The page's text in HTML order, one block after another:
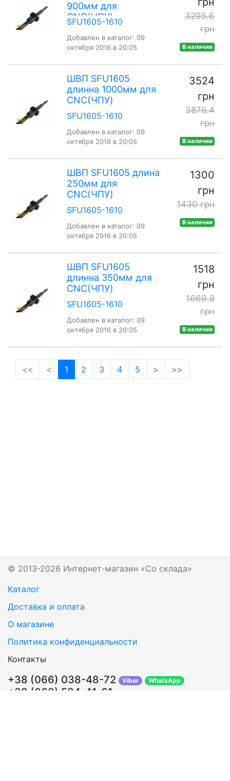
900мм для
CNC(ЧПУ)
SFU1605-1610
Добавлен в каталог: 09
октября 2016 в 20:05
3295.6
грн
В наличии
ШВП SFU1605
длинна 1000мм для
CNC(ЧПУ)
SFU1605-1610
Добавлен в каталог: 09
октября 2016 в 20:05
3524
грн
3876.4
грн
В наличии
ШВП SFU1605 длина
250мм для
CNC(ЧПУ)
SFU1605-1610
Добавлен в каталог: 09
октября 2016 в 20:05
1300
грн
1430 грн
В наличии
ШВП SFU1605
длинна 350мм для
CNC(ЧПУ)
SFU1605-1610
Добавлен в каталог: 09
октября 2016 в 20:05
1518
грн
1669.8
грн
В наличии
<< < 1 (current)
2 3 4 5 > >>
© 2013-2026 Интернет-магазин «Со склада»
Каталог
Доставка и оплата
О магазине
Политика конфиденциальности
Контакты
+38 (066) 038-48-72 Viber WhatsApp
+38 (068) 584-41-61